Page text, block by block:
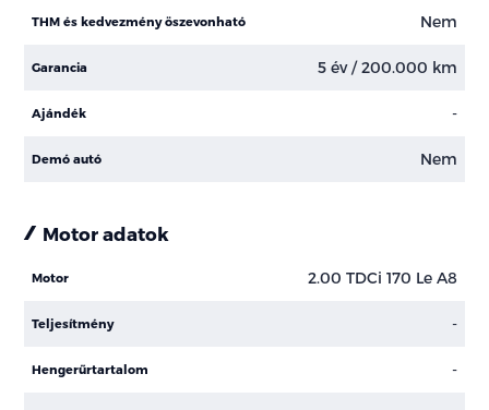
THM és kedvezmény öszevonható Nem
Garancia 5 év / 200.000 km
Ajándék -
Demó autó Nem
Motor adatok
Motor 2.00 TDCi 170 Le A8
Teljesítmény -
Hengerűrtartalom -